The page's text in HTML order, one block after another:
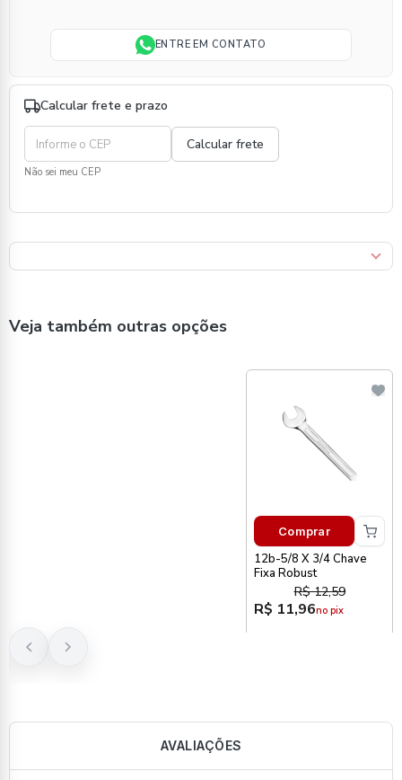
ENTRE EM CONTATO
Calcular frete e prazo
Não sei meu CEP
Veja também outras opções
Comprar
12b-5/8 X 3/4 Chave
Fixa Robust
R$ 12,59
R$ 11,96no pix
AVALIAÇÕES